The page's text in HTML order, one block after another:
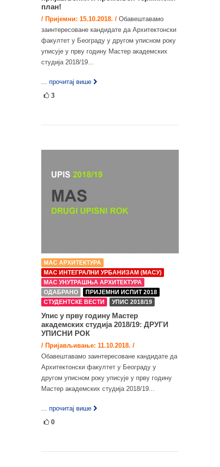
план!
/ Пријемни: 15.10.2018. / Обавештавамо
заинтересоване кандидате да Архитектонски
факултет у Београду у другом уписном року
уписује у прву годину Мастер академских
студија 2018/19...
... прочитај више
3
МАС АРХИТЕКТУРА
МАС ИНТЕГРАЛНИ УРБАНИЗАМ (МАСУ)
МАС УНУТРАШЊА АРХИТЕКТУРА
ОДАБРАНО
ПРИЈЕМНИ ИСПИТ 2018
СТУДЕНТСКЕ ВЕСТИ
УПИС 2018/19
Упис у прву годину Мастер
академских студија 2018/19: ДРУГИ
УПИСНИ РОК
/ Пријављивање: 11.10.2018. /
Обавештавамо заинтересоване кандидате да
Архитектонски факултет у Београду у
другом уписном року уписује у прву годину
Мастер академских студија 2018/19...
... прочитај више
0